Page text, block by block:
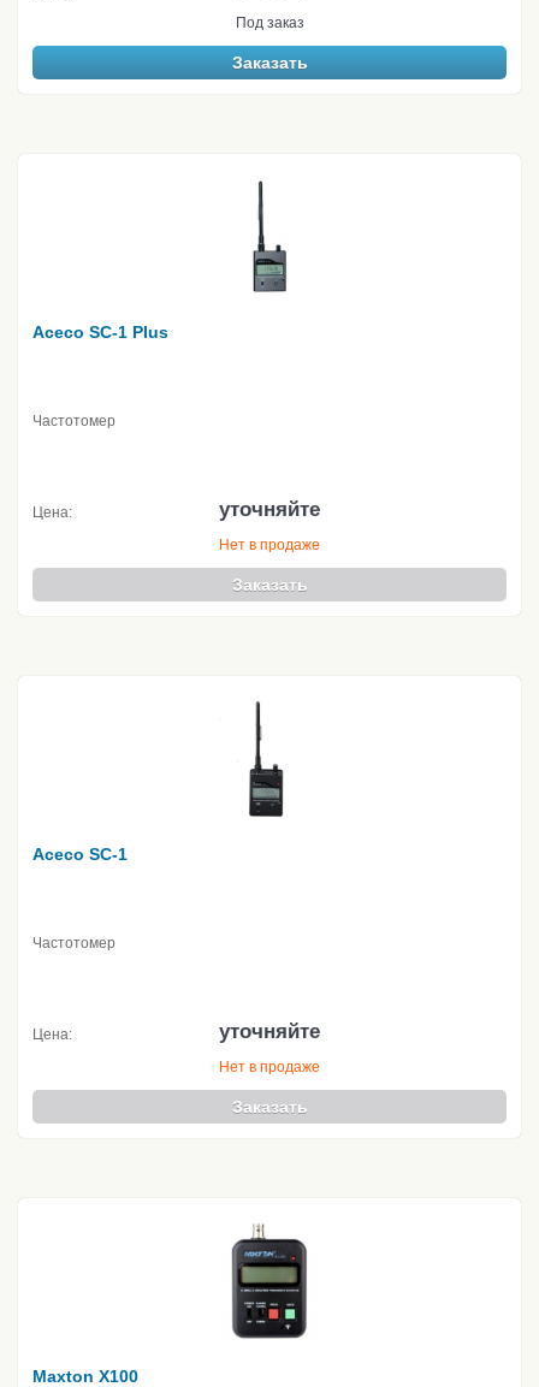
Под заказ
Заказать
Aceco SC-1 Plus
Частотомер
Цена: уточняйте
Нет в продаже
Заказать
Aceco SC-1
Частотомер
Цена: уточняйте
Нет в продаже
Заказать
Maxton X100